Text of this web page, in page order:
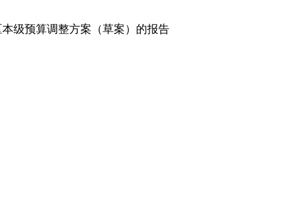
级预算调整方案（草案）的报告